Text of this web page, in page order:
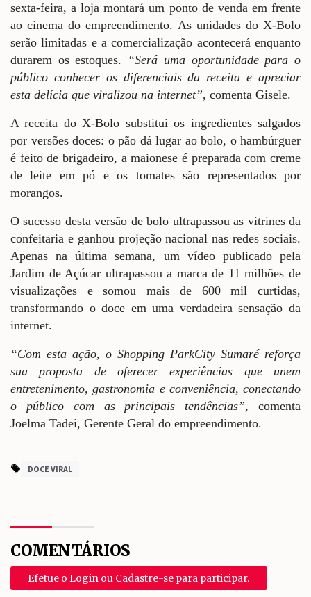
sexta-feira, a loja montará um ponto de venda em frente
ao cinema do empreendimento. As unidades do X-Bolo
serão limitadas e a comercialização acontecerá enquanto
durarem os estoques. “Será uma oportunidade para o
público conhecer os diferenciais da receita e apreciar
esta delícia que viralizou na internet”, comenta Gisele.
A receita do X-Bolo substitui os ingredientes salgados
por versões doces: o pão dá lugar ao bolo, o hambúrguer
é feito de brigadeiro, a maionese é preparada com creme
de leite em pó e os tomates são representados por
morangos.
O sucesso desta versão de bolo ultrapassou as vitrines da
confeitaria e ganhou projeção nacional nas redes sociais.
Apenas na última semana, um vídeo publicado pela
Jardim de Açúcar ultrapassou a marca de 11 milhões de
visualizações e somou mais de 600 mil curtidas,
transformando o doce em uma verdadeira sensação da
internet.
“Com esta ação, o Shopping ParkCity Sumaré reforça
sua proposta de oferecer experiências que unem
entretenimento, gastronomia e conveniência, conectando
o público com as principais tendências”, comenta
Joelma Tadei, Gerente Geral do empreendimento.
DOCE VIRAL
COMENTÁRIOS
Efetue o Login ou Cadastre-se para participar.